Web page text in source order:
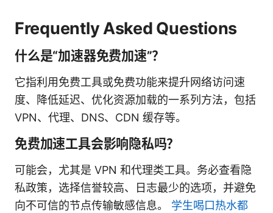
Frequently Asked Questions
什么是“加速器免费加速”？
它指利用免费工具或免费功能来提升网络访问速
度、降低延迟、优化资源加载的一系列方法，包括
VPN、代理、DNS、CDN 缓存等。
免费加速工具会影响隐私吗？
可能会，尤其是 VPN 和代理类工具。务必查看隐
私政策，选择信誉较高、日志最少的选项，并避免
向不可信的节点传输敏感信息。 学生喝口热水都